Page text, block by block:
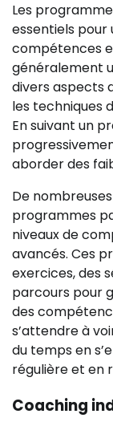
Les
essentiels
compétences
généralement
divers aspects
les techniques
En suivant un
aborder des
De
programmes
niveaux de
avancés. Ces
exercices, des
parcours pour
des
s’attendre à
du temps en
régulière et en
Coaching